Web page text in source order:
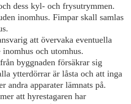
dess kyl- och frysutrymmen.
inomhus. Fimpar skall samlas
att övervaka eventuella
och utomhus.
byggnaden försäkrar sig
ytterdörrar är låsta och att inga
andra apparater lämnats på.
att hyrestagaren har